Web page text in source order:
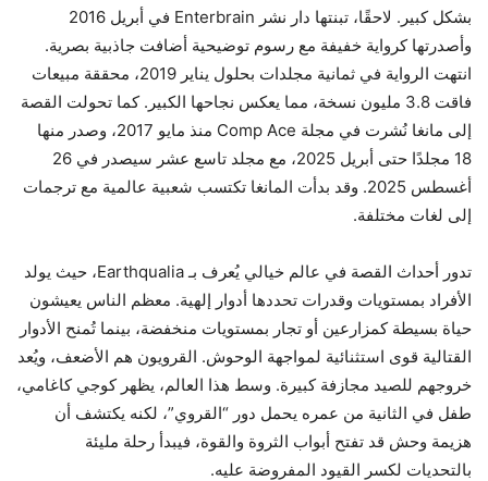
بشكل كبير. لاحقًا، تبنتها دار نشر Enterbrain في أبريل 2016
وأصدرتها كرواية خفيفة مع رسوم توضيحية أضافت جاذبية بصرية.
انتهت الرواية في ثمانية مجلدات بحلول يناير 2019، محققة مبيعات
فاقت 3.8 مليون نسخة، مما يعكس نجاحها الكبير. كما تحولت القصة
إلى مانغا نُشرت في مجلة Comp Ace منذ مايو 2017، وصدر منها
18 مجلدًا حتى أبريل 2025، مع مجلد تاسع عشر سيصدر في 26
أغسطس 2025. وقد بدأت المانغا تكتسب شعبية عالمية مع ترجمات
إلى لغات مختلفة.
تدور أحداث القصة في عالم خيالي يُعرف بـ Earthqualia، حيث يولد
الأفراد بمستويات وقدرات تحددها أدوار إلهية. معظم الناس يعيشون
حياة بسيطة كمزارعين أو تجار بمستويات منخفضة، بينما تُمنح الأدوار
القتالية قوى استثنائية لمواجهة الوحوش. القرويون هم الأضعف، ويُعد
خروجهم للصيد مجازفة كبيرة. وسط هذا العالم، يظهر كوجي كاغامي،
طفل في الثانية من عمره يحمل دور “القروي”، لكنه يكتشف أن
هزيمة وحش قد تفتح أبواب الثروة والقوة، فيبدأ رحلة مليئة
بالتحديات لكسر القيود المفروضة عليه.